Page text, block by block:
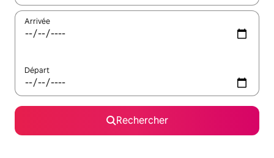
Arrivée
Départ
Rechercher